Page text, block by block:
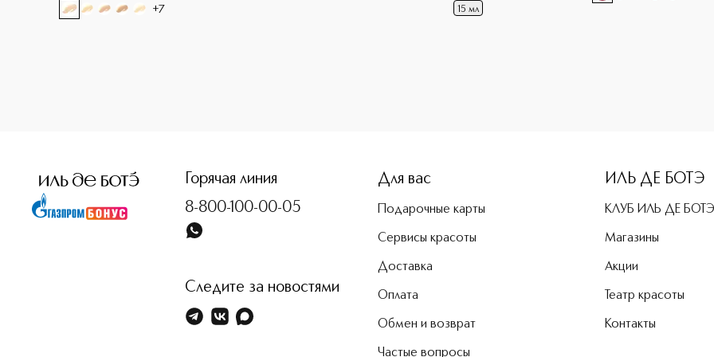
+7 15 мл
Горячая линия
8-800-100-00-05
Следите за новостями
Для вас
Подарочные карты
Сервисы красоты
Доставка
Оплата
Обмен и возврат
Частые вопросы
ИЛЬ ДЕ БОТЭ
КЛУБ ИЛЬ ДЕ БОТЭ
Магазины
Акции
Театр красоты
Контакты